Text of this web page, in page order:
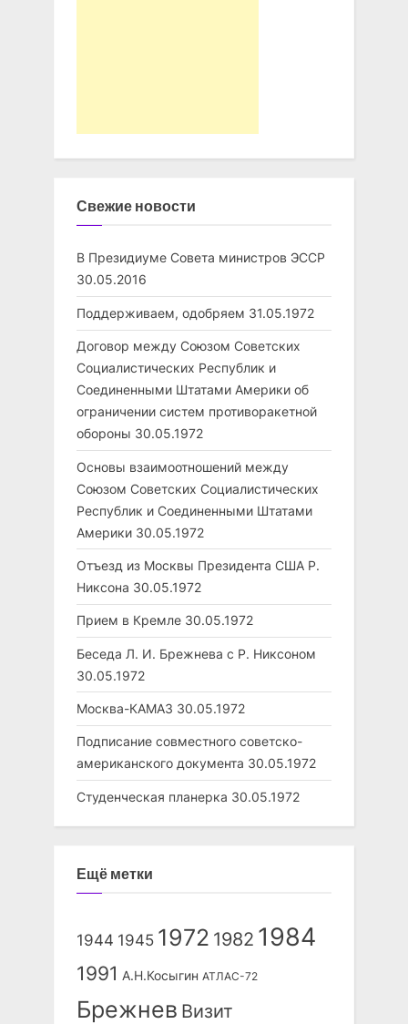
Свежие новости
В Президиуме Совета министров ЭССР
30.05.2016
Поддерживаем, одобряем 31.05.1972
Договор между Союзом Советских
Социалистических Республик и
Соединенными Штатами Америки об
ограничении систем противоракетной
обороны 30.05.1972
Основы взаимоотношений между
Союзом Советских Социалистических
Республик и Соединенными Штатами
Америки 30.05.1972
Отъезд из Москвы Президента США Р.
Никсона 30.05.1972
Прием в Кремле 30.05.1972
Беседа Л. И. Брежнева с Р. Никсоном
30.05.1972
Москва-КАМАЗ 30.05.1972
Подписание совместного советско-
американского документа 30.05.1972
Студенческая планерка 30.05.1972
Ещё метки
1944 1945 1972 1982 1984
1991 А.Н.Косыгин АТЛАС-72
Брежнев Визит